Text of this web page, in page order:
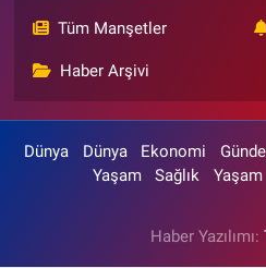
Tüm Manşetler
Haber Arşivi
Dünya Dünya Ekonomi
Yaşam
Sağlık Yaşam
Haber Yazılımı: